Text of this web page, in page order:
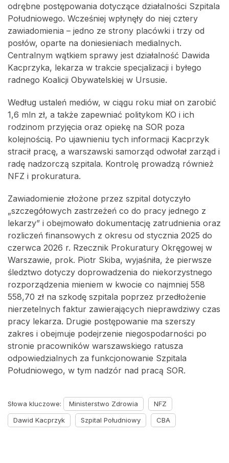
odrębne postępowania dotyczące działalności Szpitala
Południowego. Wcześniej wpłynęły do niej cztery
zawiadomienia – jedno ze strony placówki i trzy od
posłów, oparte na doniesieniach medialnych.
Centralnym wątkiem sprawy jest działalność Dawida
Kacprzyka, lekarza w trakcie specjalizacji i byłego
radnego Koalicji Obywatelskiej w Ursusie.
Według ustaleń mediów, w ciągu roku miał on zarobić
1,6 mln zł, a także zapewniać politykom KO i ich
rodzinom przyjęcia oraz opiekę na SOR poza
kolejnością. Po ujawnieniu tych informacji Kacprzyk
stracił pracę, a warszawski samorząd odwołał zarząd i
radę nadzorczą szpitala. Kontrolę prowadzą również
NFZ i prokuratura.
Zawiadomienie złożone przez szpital dotyczyło
„szczegółowych zastrzeżeń co do pracy jednego z
lekarzy” i obejmowało dokumentację zatrudnienia oraz
rozliczeń finansowych z okresu od stycznia 2025 do
czerwca 2026 r. Rzecznik Prokuratury Okręgowej w
Warszawie, prok. Piotr Skiba, wyjaśniła, że pierwsze
śledztwo dotyczy doprowadzenia do niekorzystnego
rozporządzenia mieniem w kwocie co najmniej 558
558,70 zł na szkodę szpitala poprzez przedłożenie
nierzetelnych faktur zawierających nieprawdziwy czas
pracy lekarza. Drugie postępowanie ma szerszy
zakres i obejmuje podejrzenie niegospodarności po
stronie pracowników warszawskiego ratusza
odpowiedzialnych za funkcjonowanie Szpitala
Południowego, w tym nadzór nad pracą SOR.
Słowa kluczowe: Ministerstwo Zdrowia
NFZ
Dawid Kacprzyk
Szpital Południowy CBA